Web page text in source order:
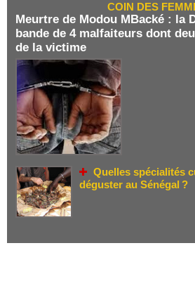
COIN DES
Meurtre de Modou MBacké : la
bande de 4 malfaiteurs dont
de la victime
Quelles spécialités
déguster au Sénégal ?